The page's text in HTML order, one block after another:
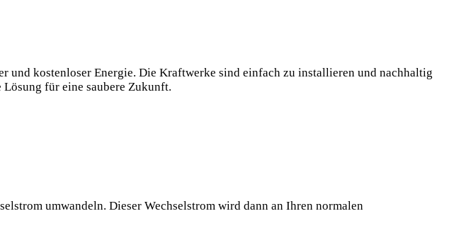
und kostenloser Energie. Die Kraftwerke sind einfach zu installieren und nachhaltig
für eine saubere Zukunft.
umwandeln. Dieser Wechselstrom wird dann an Ihren normalen